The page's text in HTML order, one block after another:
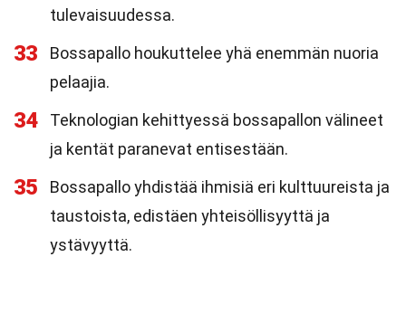
tulevaisuudessa.
33
Bossapallo houkuttelee yhä enemmän nuoria
pelaajia.
34
Teknologian kehittyessä bossapallon välineet
ja kentät paranevat entisestään.
35
Bossapallo yhdistää ihmisiä eri kulttuureista ja
taustoista, edistäen yhteisöllisyyttä ja
ystävyyttä.